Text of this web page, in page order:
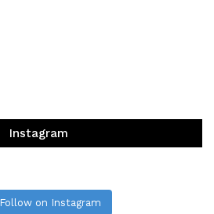
Instagram
Follow on Instagram